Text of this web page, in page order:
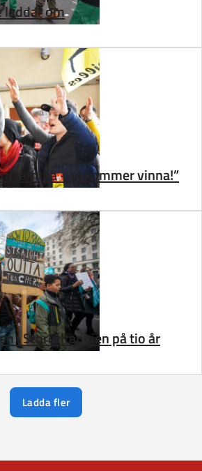
laddar om
– vi kommer vinna!”
i Storbritannien på tio år
Ladda fler